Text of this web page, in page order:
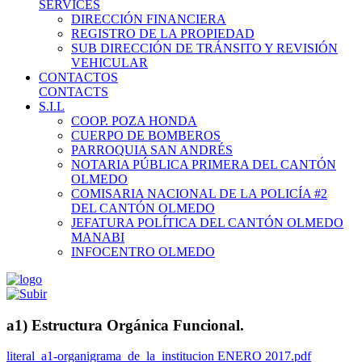
SERVICES
DIRECCIÓN FINANCIERA
REGISTRO DE LA PROPIEDAD
SUB DIRECCIÓN DE TRÁNSITO Y REVISIÓN
VEHICULAR
CONTACTOS
CONTACTS
S.I.L
COOP. POZA HONDA
CUERPO DE BOMBEROS
PARROQUIA SAN ANDRÉS
NOTARIA PÚBLICA PRIMERA DEL CANTÓN
OLMEDO
COMISARIA NACIONAL DE LA POLICÍA #2
DEL CANTÓN OLMEDO
JEFATURA POLÍTICA DEL CANTÓN OLMEDO
MANABI
INFOCENTRO OLMEDO
a1) Estructura Orgánica Funcional.
literal_a1-organigrama_de_la_institucion ENERO 2017.pdf